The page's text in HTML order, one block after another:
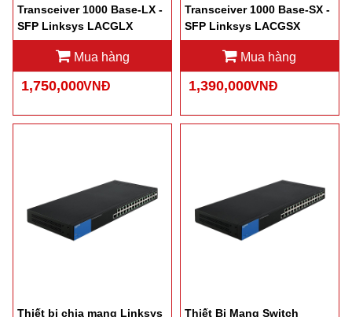
Transceiver 1000 Base-LX -
SFP Linksys LACGLX
Mua hàng
1,750,000VNĐ
Transceiver 1000 Base-SX -
SFP Linksys LACGSX
Mua hàng
1,390,000VNĐ
Thiết bị chia mạng Linksys
Thiết Bị Mạng Switch